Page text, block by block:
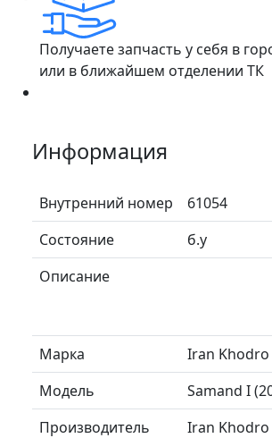
Получаете запчасть у себя в
или в ближайшем отделении ТК
Информация
Внутренний номер
61054
Состояние
б.у
Описание
Марка
Iran Khodro
Модель
Samand I
Производитель
Iran Khodro